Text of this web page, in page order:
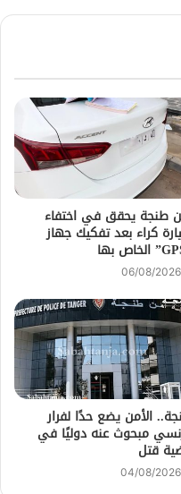
طنجة يحقق في اختفاء
كراء بعد تفكيك جهاز
06/08/2026
الأمن يضع حدًا لفرار
مبحوث عنه دوليًا في
قتل
04/08/2026